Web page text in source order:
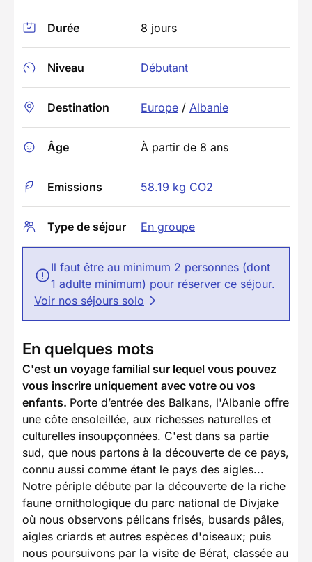
Durée 8 jours
Niveau Débutant
Destination Europe / Albanie
Âge À partir de 8 ans
Emissions 58.19 kg CO2
Type de séjour En groupe
Il faut être au minimum 2 personnes (dont
1 adulte minimum) pour réserver ce séjour.
Voir nos séjours solo
En quelques mots
C'est un voyage familial sur lequel vous pouvez
vous inscrire uniquement avec votre ou vos
enfants. Porte d’entrée des Balkans, l'Albanie offre
une côte ensoleillée, aux richesses naturelles et
culturelles insoupçonnées. C'est dans sa partie
sud, que nous partons à la découverte de ce pays,
connu aussi comme étant le pays des aigles...
Notre périple débute par la découverte de la riche
faune ornithologique du parc national de Divjake
où nous observons pélicans frisés, busards pâles,
aigles criards et autres espèces d'oiseaux; puis
nous poursuivons par la visite de Bérat, classée au